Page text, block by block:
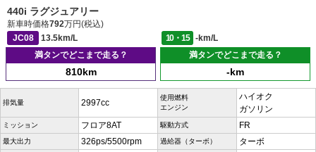
440i ラグジュアリー
新車時価格792万円(税込)
JC08
13.5km/L 10・15
-km/L
満タンでどこまで走る？
810km
満タンでどこまで走る？
-km
排気量 2997cc
使用燃料
エンジン
ハイオク
ガソリン
ミッション フロア8AT 駆動方式 FR
最大出力 326ps/5500rpm 過給器（ターボ） ターボ